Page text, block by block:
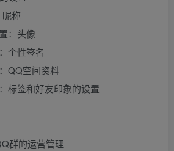
称
：头像
个性签名
空间资料
签和好友印象的设置
的运营管理